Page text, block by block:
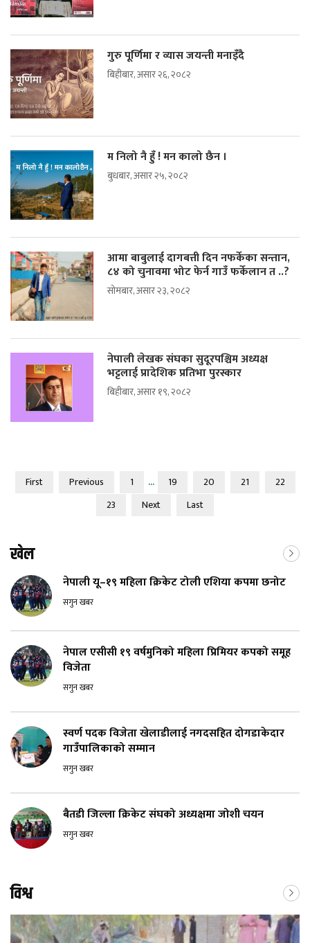
गुरु पूर्णिमा र व्यास जयन्ती मनाइँदै
बिहीबार, असार २६, २०८२
म निलो नै हुँ ! मन कालो छैन ।
बुधबार, असार २५, २०८२
आमा बाबुलाई दागबत्ती दिन नफर्केका सन्तान,
८४ को चुनावमा भोट फेर्न गाउँ फर्केलान त ..?
सोमबार, असार २३, २०८२
नेपाली लेखक संघका सुदूरपश्चिम अध्यक्ष
भट्टलाई प्रादेशिक प्रतिभा पुरस्कार
बिहीबार, असार १९, २०८२
First Previous 1 ... 19 20 21
22
23
Next Last
खेल
नेपाली यू–१९ महिला क्रिकेट टोली एशिया कपमा छनोट
सगुन खबर
नेपाल एसीसी १९ वर्षमुनिको महिला प्रिमियर कपको समूह
विजेता
सगुन खबर
स्वर्ण पदक विजेता खेलाडीलाई नगदसहित दोगडाकेदार
गाउँपालिकाको सम्मान
सगुन खबर
बैतडी जिल्ला क्रिकेट संघको अध्यक्षमा जोशी चयन
सगुन खबर
विश्व